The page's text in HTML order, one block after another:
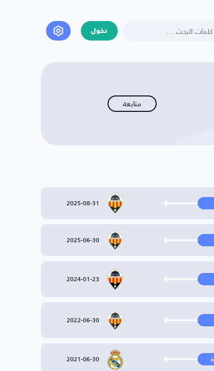
دخول
متابعة
2025-08-31
2025-06-30
2024-01-23
2022-06-30
2021-06-30